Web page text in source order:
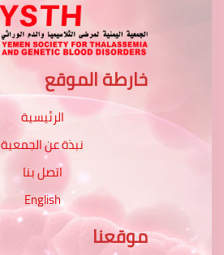
خارطة الموقع
الرئيسية
نبذة عن الجمعية
اتصل بنا
English
موقعنا